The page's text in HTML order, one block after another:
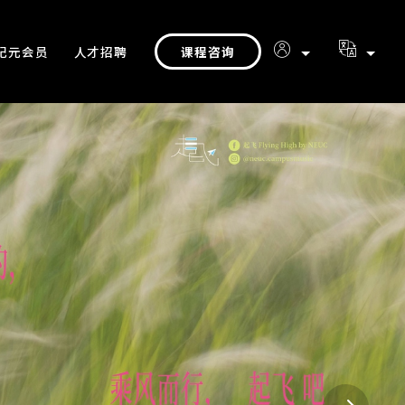
元会员 人才招聘 课程咨询